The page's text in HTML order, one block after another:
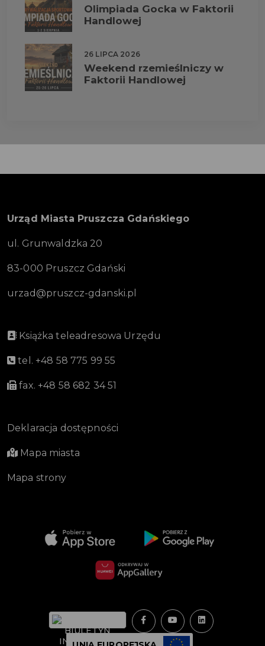
Olimpiada Gocka w Faktorii
Handlowej
26 LIPCA 2026
Weekend rzemieślniczy w
Faktorii Handlowej
Urząd Miasta Pruszcza Gdańskiego
ul. Grunwaldzka 20
83-000 Pruszcz Gdański
urzad@pruszcz-gdanski.pl
Książka teleadresowa Urzędu
tel. +48 58 775 99 55
fax. +48 58 682 34 51
Deklaracja dostępności
Mapa miasta
Mapa strony